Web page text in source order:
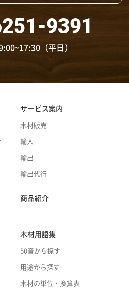
9391
（平日）
サービス案内
木材販売
輸入
輸出
輸出代行
商品紹介
木材用語集
50音から探す
用途から探す
木材の単位・換算表